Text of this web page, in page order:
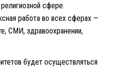
сфере.
работа во всех сферах —
СМИ, здравоохранении,
будет осуществляться